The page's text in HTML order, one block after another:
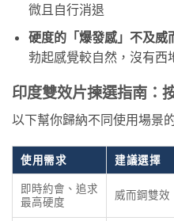
微且自行消退
硬度的「爆發感」不及威
勃起感覺較自然，沒有西
印度雙效片揀選指南：
以下幫你歸納不同使用場景
使用需求 建議選擇
即時約會、追求
最高硬度
威而鋼雙效